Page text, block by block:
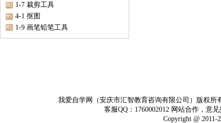
1-7 裁剪工具
4-1 抠图
1-9 画笔铅笔工具
我爱自学网（安庆市汇智教育咨询有限公司）版权
客服QQ：1760002012 网站合作，意
Copyright @